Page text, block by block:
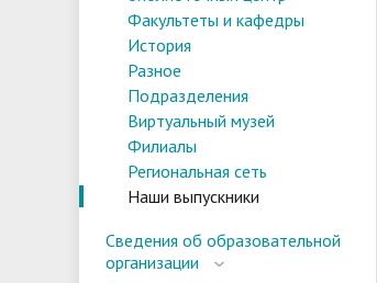
Факультеты и кафедры
История
Разное
Подразделения
Виртуальный музей
Филиалы
Региональная сеть
Наши выпускники
Сведения об образовательной
организации